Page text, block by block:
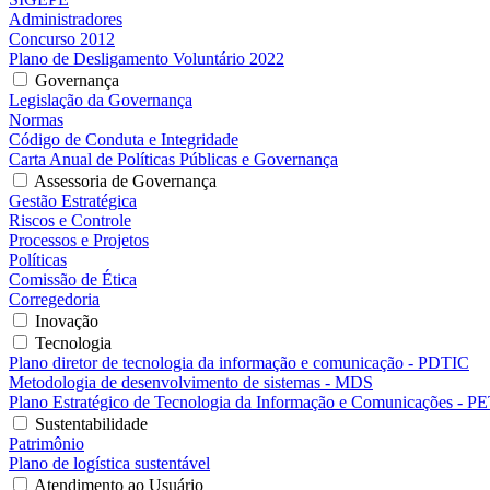
Administradores
Concurso 2012
Plano de Desligamento Voluntário 2022
Governança
Legislação da Governança
Normas
Código de Conduta e Integridade
Carta Anual de Políticas Públicas e Governança
Assessoria de Governança
Gestão Estratégica
Riscos e Controle
Processos e Projetos
Políticas
Comissão de Ética
Corregedoria
Inovação
Tecnologia
Plano diretor de tecnologia da informação e comunicação - PDTIC
Metodologia de desenvolvimento de sistemas - MDS
Plano Estratégico de Tecnologia da Informação e Comunicações -
Sustentabilidade
Patrimônio
Plano de logística sustentável
Atendimento ao Usuário